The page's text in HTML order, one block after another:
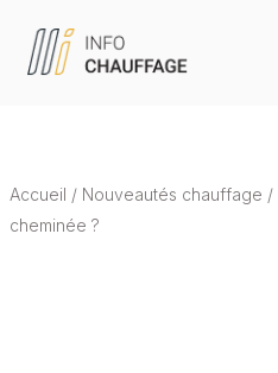
Accueil / Nouveautés chauffage /
cheminée ?